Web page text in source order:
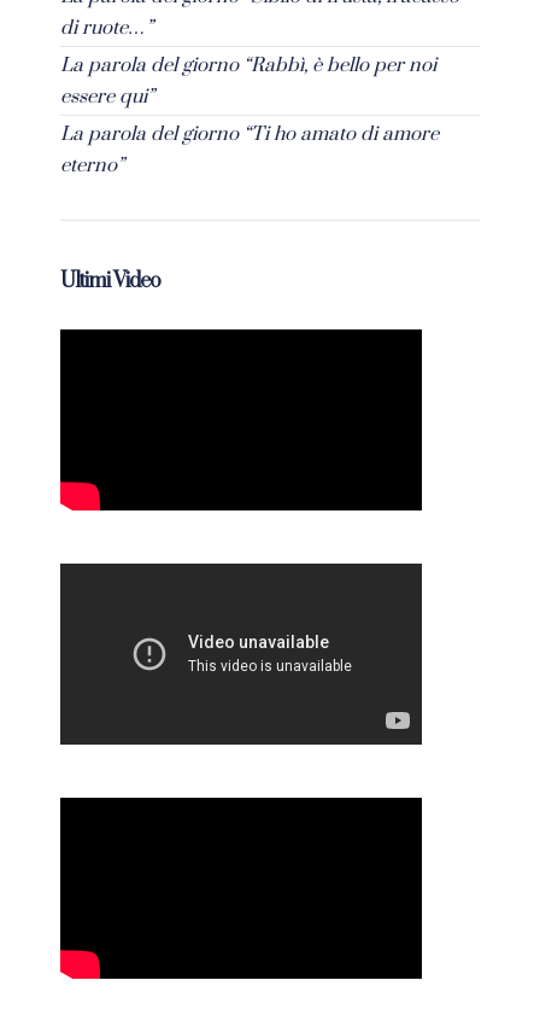
di ruote…”
La parola del giorno “Rabbì, è bello per noi
essere qui”
La parola del giorno “Ti ho amato di amore
eterno”
Ultimi Video